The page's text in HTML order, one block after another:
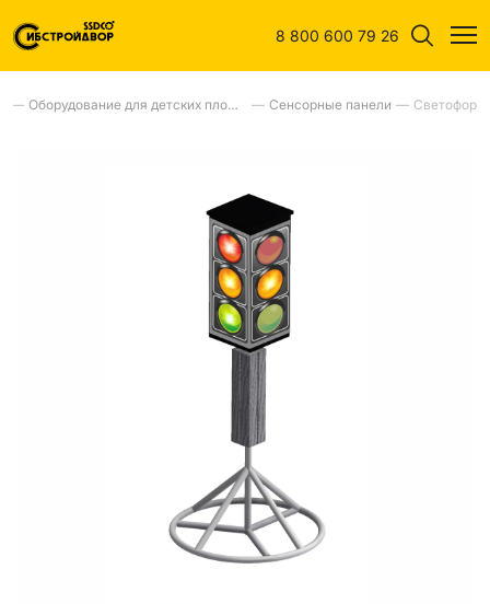
8 800 600 79 26
— Оборудование для детских площадок — Сенсорные панели — Светофор